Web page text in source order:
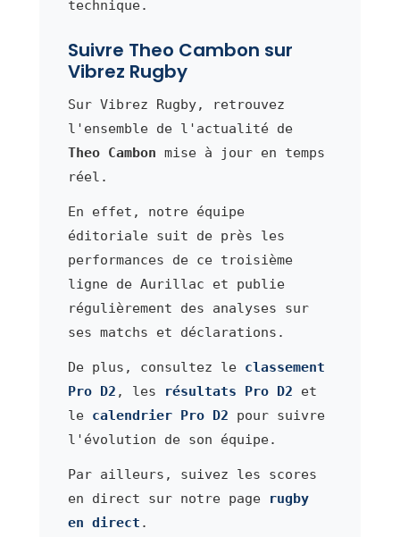
technique.
Suivre Theo Cambon sur
Vibrez Rugby
Sur Vibrez Rugby, retrouvez
l'ensemble de l'actualité de
Theo Cambon mise à jour en temps
réel.
En effet, notre équipe
éditoriale suit de près les
performances de ce troisième
ligne de Aurillac et publie
régulièrement des analyses sur
ses matchs et déclarations.
De plus, consultez le classement
Pro D2 , les résultats Pro D2 et
le calendrier Pro D2 pour suivre
l'évolution de son équipe.
Par ailleurs, suivez les scores
en direct sur notre page
rugby
en direct .